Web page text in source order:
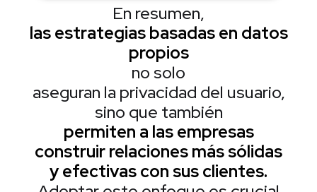
En resumen,
las estrategias basadas en datos
propios
no solo
aseguran la privacidad del usuario,
sino que también
permiten a las empresas
construir relaciones más sólidas
y efectivas con sus clientes.